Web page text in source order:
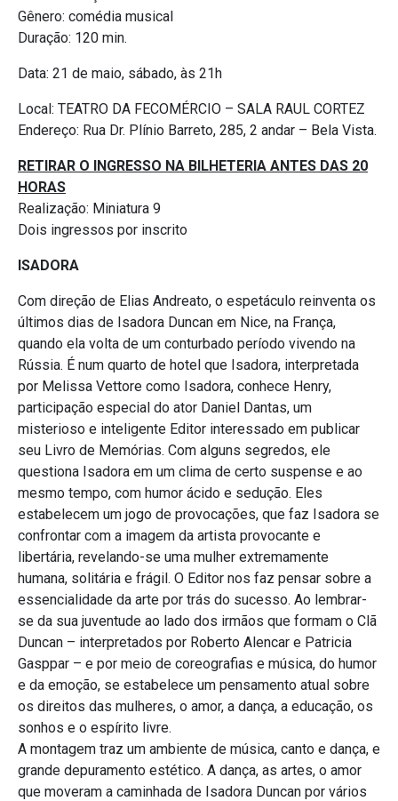
Gênero: comédia musical
Duração: 120 min.
Data: 21 de maio, sábado, às 21h
Local: TEATRO DA FECOMÉRCIO – SALA RAUL CORTEZ
Endereço: Rua Dr. Plínio Barreto, 285, 2 andar – Bela Vista.
RETIRAR O INGRESSO NA BILHETERIA ANTES DAS 20
HORAS
Realização: Miniatura 9
Dois ingressos por inscrito
ISADORA
Com direção de Elias Andreato, o espetáculo reinventa os
últimos dias de Isadora Duncan em Nice, na França,
quando ela volta de um conturbado período vivendo na
Rússia. É num quarto de hotel que Isadora, interpretada
por Melissa Vettore como Isadora, conhece Henry,
participação especial do ator Daniel Dantas, um
misterioso e inteligente Editor interessado em publicar
seu Livro de Memórias. Com alguns segredos, ele
questiona Isadora em um clima de certo suspense e ao
mesmo tempo, com humor ácido e sedução. Eles
estabelecem um jogo de provocações, que faz Isadora se
confrontar com a imagem da artista provocante e
libertária, revelando-se uma mulher extremamente
humana, solitária e frágil. O Editor nos faz pensar sobre a
essencialidade da arte por trás do sucesso. Ao lembrar-
se da sua juventude ao lado dos irmãos que formam o Clã
Duncan – interpretados por Roberto Alencar e Patricia
Gasppar – e por meio de coreografias e música, do humor
e da emoção, se estabelece um pensamento atual sobre
os direitos das mulheres, o amor, a dança, a educação, os
sonhos e o espírito livre.
A montagem traz um ambiente de música, canto e dança, e
grande depuramento estético. A dança, as artes, o amor
que moveram a caminhada de Isadora Duncan por vários